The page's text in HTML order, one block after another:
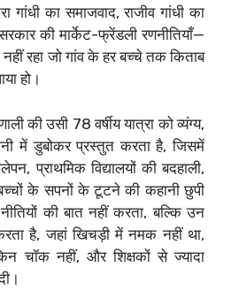
गांधी का समाजवाद, राजीव गांधी का
की मार्केट-फ्रेंडली रणनीतियाँ—
रहा जो गांव के हर बच्चे तक किताब
हो।
की उसी 78 वर्षीय यात्रा को व्यंग्य,
में डुबोकर प्रस्तुत करता है, जिसमें
प्राथमिक विद्यालयों की बदहाली,
के सपनों के टूटने की कहानी छुपी
की बात नहीं करता, बल्कि उन
है, जहां खिचड़ी में नमक नहीं था,
चॉक नहीं, और शिक्षकों से ज्यादा